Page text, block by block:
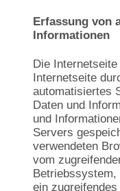
Erfassung von
Informationen
Die
Internetseite
automatisiertes
Daten und
und
Servers
verwendeten
vom
ein